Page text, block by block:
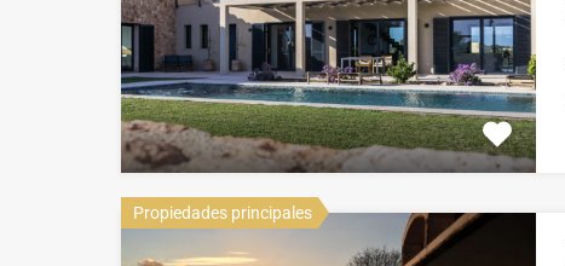
Propiedades principales